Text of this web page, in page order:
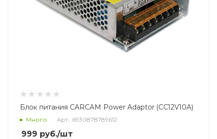
Блок питания CARCAM Power Adaptor (CC12V10A)
Много Арт.: 6930878789612
999 руб./шт